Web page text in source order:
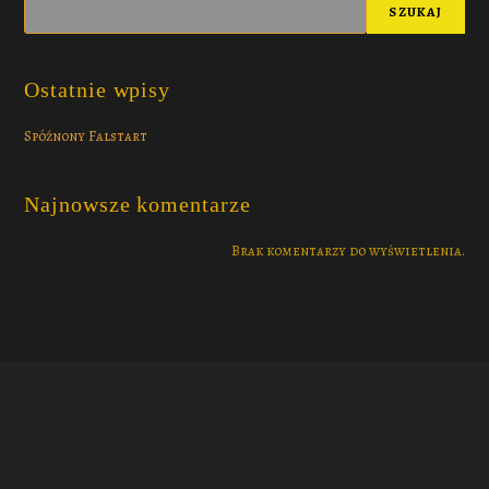
SZUKAJ
Ostatnie wpisy
Spóźnony Falstart
Najnowsze komentarze
Brak komentarzy do wyświetlenia.